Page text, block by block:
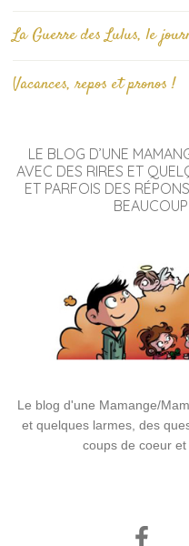
La Guerre des Lulus, le
Vacances, repos et pronos !
LE BLOG D’UNE
AVEC DES RIRES ET
ET PARFOIS DES
Le blog d'une Mamange/
et quelques larmes, des
coups de coeur